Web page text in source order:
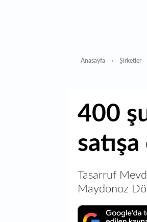
Anasayfa Şirketler
400
Tasarruf
Maydonoz